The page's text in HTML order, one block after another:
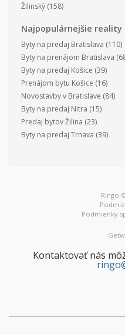
Žilinský (158)
Najpopulárnejšie reality
Byty na predaj Bratislava (110)
Byty na prenájom Bratislava
Byty na predaj Košice (39)
Prenájom bytu Košice (16)
Novostavby v Bratislave (84)
Byty na predaj Nitra (15)
Predaj bytov Žilina (23)
Byty na predaj Trnava (39)
Ringo
Podmienky
Kontaktovať nás